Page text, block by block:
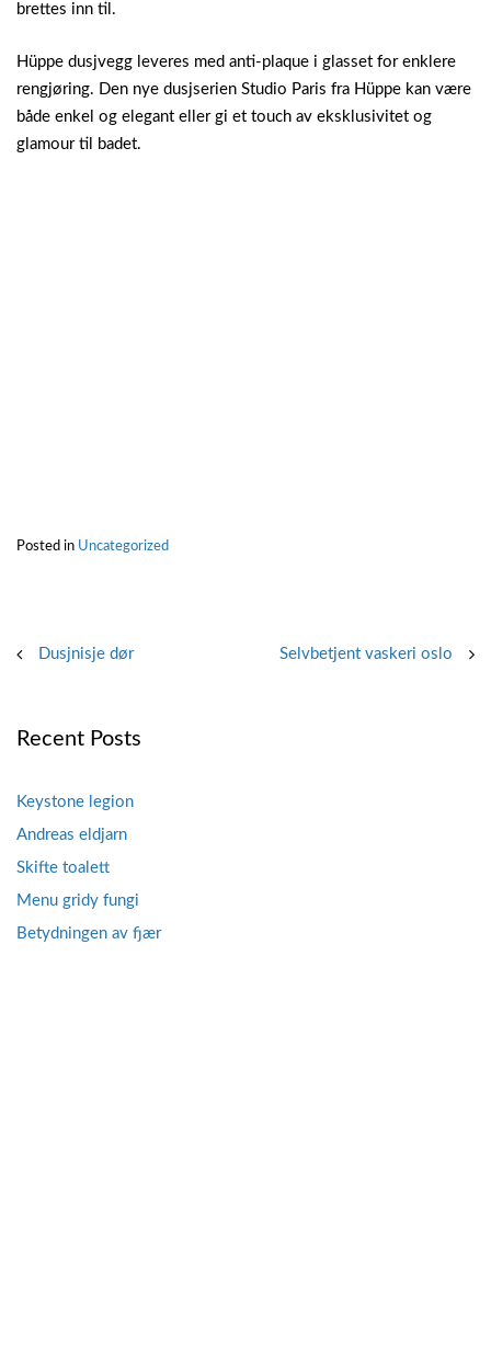
brettes inn til.
Hüppe dusjvegg leveres med anti-plaque i glasset for enklere
rengjøring. Den nye dusjserien Studio Paris fra Hüppe kan være
både enkel og elegant eller gi et touch av eksklusivitet og
glamour til badet.
Posted in Uncategorized
PostDusjnisje dør Selvbetjent vaskeri oslo
Recent Posts
Keystone legion
Andreas eldjarn
Skifte toalett
Menu gridy fungi
Betydningen av fjær